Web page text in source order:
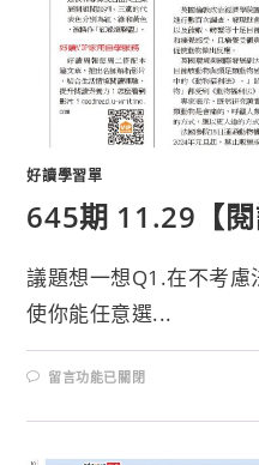
好讀學習單
645期 11.29【閱
議題想一想Q1.在不考
使你能任意選...
留言功能已關閉